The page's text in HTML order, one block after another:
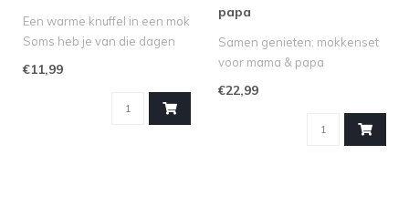
Een warme knuffel in een mok
Soms heb je van die dagen
€11,99
papa
Samen genieten: mokkenset
voor mama & papa
€22,99